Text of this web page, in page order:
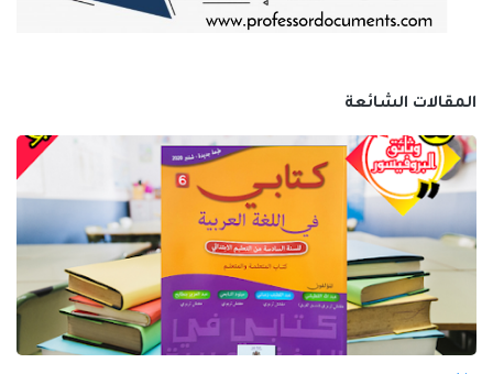
المقالات الشائعة